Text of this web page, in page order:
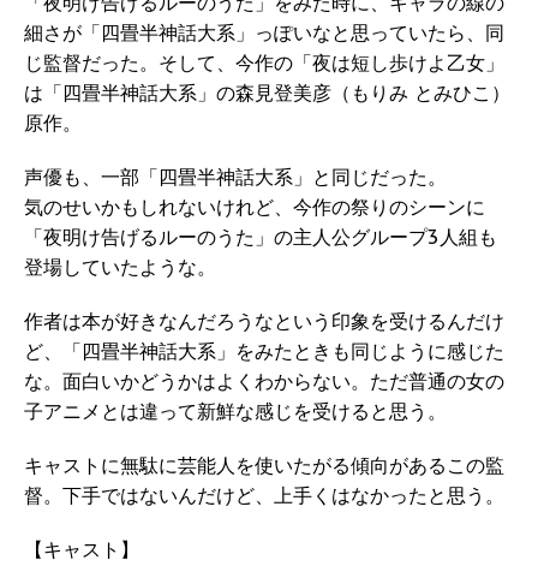
細さが「四畳半神話大系」っぽいなと思っていたら、同
じ監督だった。そして、今作の「夜は短し歩けよ乙女」
は「四畳半神話大系」の森見登美彦（もりみ とみひこ）
原作。
声優も、一部「四畳半神話大系」と同じだった。
気のせいかもしれないけれど、今作の祭りのシーンに
「夜明け告げるルーのうた」の主人公グループ3人組も
登場していたような。
作者は本が好きなんだろうなという印象を受けるんだけ
ど、「四畳半神話大系」をみたときも同じように感じた
な。面白いかどうかはよくわからない。ただ普通の女の
子アニメとは違って新鮮な感じを受けると思う。
キャストに無駄に芸能人を使いたがる傾向があるこの監
督。下手ではないんだけど、上手くはなかったと思う。
【キャスト】